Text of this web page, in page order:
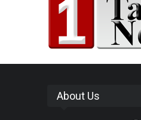
About Us